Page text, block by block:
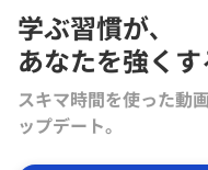
学ぶ習慣が､
あなたを強くす
スキマ時間を使った動
ップデート。